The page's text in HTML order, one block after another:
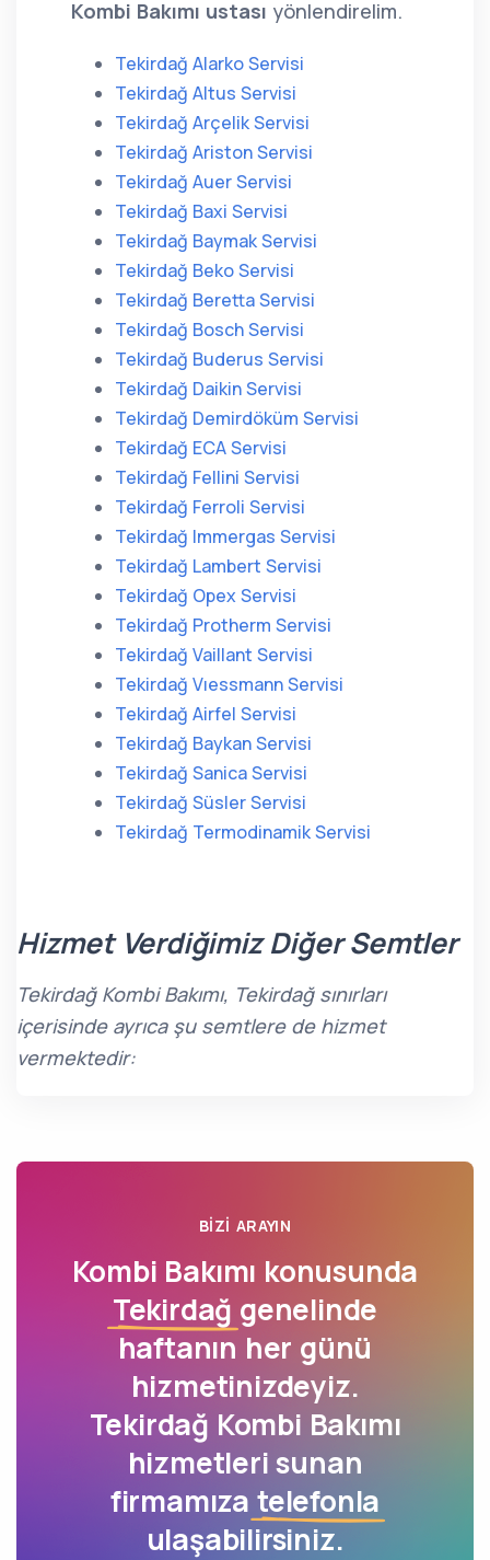
Kombi Bakımı ustası yönlendirelim.
Tekirdağ Alarko Servisi
Tekirdağ Altus Servisi
Tekirdağ Arçelik Servisi
Tekirdağ Ariston Servisi
Tekirdağ Auer Servisi
Tekirdağ Baxi Servisi
Tekirdağ Baymak Servisi
Tekirdağ Beko Servisi
Tekirdağ Beretta Servisi
Tekirdağ Bosch Servisi
Tekirdağ Buderus Servisi
Tekirdağ Daikin Servisi
Tekirdağ Demirdöküm Servisi
Tekirdağ ECA Servisi
Tekirdağ Fellini Servisi
Tekirdağ Ferroli Servisi
Tekirdağ Immergas Servisi
Tekirdağ Lambert Servisi
Tekirdağ Opex Servisi
Tekirdağ Protherm Servisi
Tekirdağ Vaillant Servisi
Tekirdağ Vıessmann Servisi
Tekirdağ Airfel Servisi
Tekirdağ Baykan Servisi
Tekirdağ Sanica Servisi
Tekirdağ Süsler Servisi
Tekirdağ Termodinamik Servisi
Hizmet Verdiğimiz Diğer Semtler
Tekirdağ Kombi Bakımı, Tekirdağ sınırları
içerisinde ayrıca şu semtlere de hizmet
vermektedir:
BIZI ARAYIN
Kombi Bakımı konusunda
Tekirdağ genelinde
haftanın her günü
hizmetinizdeyiz.
Tekirdağ Kombi Bakımı
hizmetleri sunan
firmamıza telefonla
ulaşabilirsiniz.